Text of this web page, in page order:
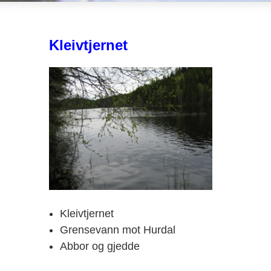
Kleivtjernet
Kleivtjernet
Grensevann mot Hurdal
Abbor og gjedde